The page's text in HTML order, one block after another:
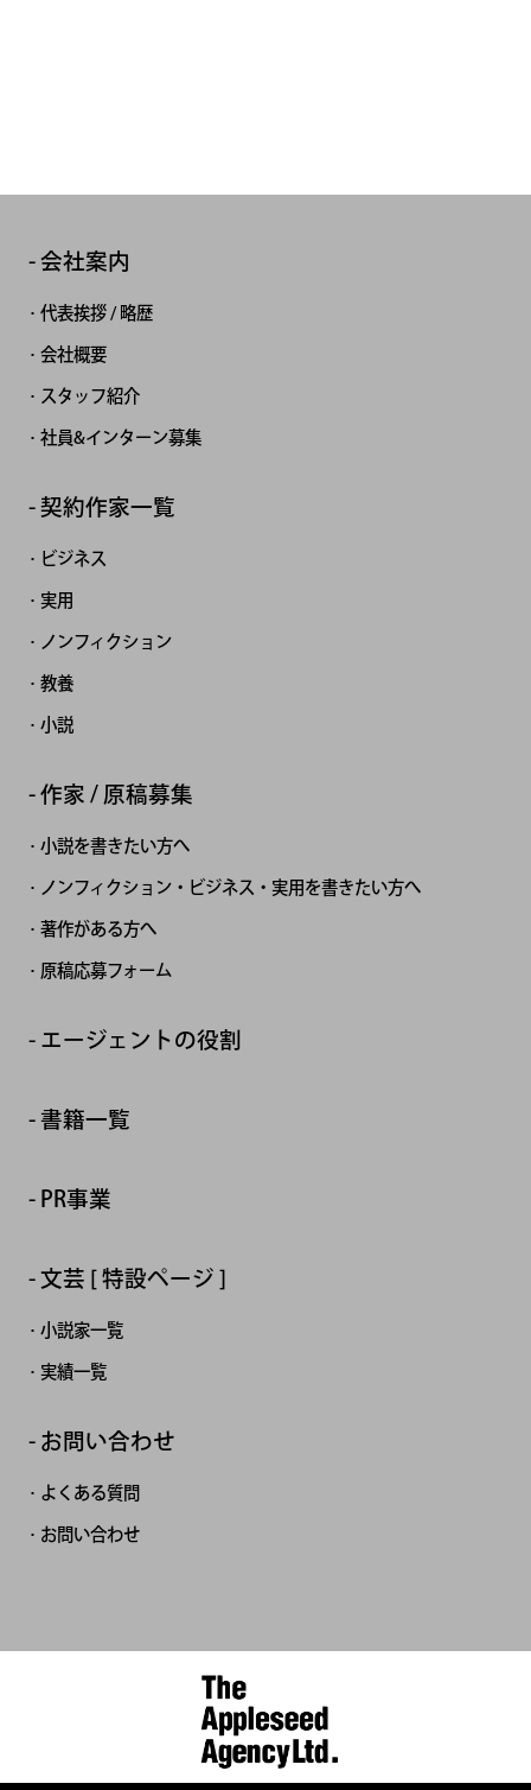
会社案内
代表挨拶 / 略歴
会社概要
スタッフ紹介
社員&インターン募集
契約作家一覧
ビジネス
実用
ノンフィクション
教養
小説
作家 / 原稿募集
小説を書きたい方へ
ノンフィクション・ビジネス・実用を書きたい方へ
著作がある方へ
原稿応募フォーム
エージェントの役割
書籍一覧
PR事業
文芸 [ 特設ページ ]
小説家一覧
実績一覧
お問い合わせ
よくある質問
お問い合わせ